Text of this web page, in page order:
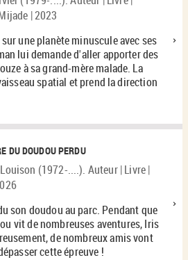
| 2023
une planète minuscule avec ses
lui demande d'aller apporter des
à sa grand-mère malade. La
spatial et prend la direction
DU DOUDOU PERDU
(1972-....). Auteur | Livre |
son doudou au parc. Pendant que
vit de nombreuses aventures, Iris
de nombreux amis vont
cette épreuve !